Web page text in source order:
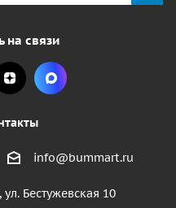
на связи
info@bummart.ru
ул. Бестужевская 10